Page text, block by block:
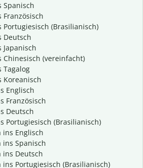
Spanisch
Französisch
Portugiesisch (Brasilianisch)
Deutsch
Japanisch
Chinesisch (vereinfacht)
Tagalog
Koreanisch
Englisch
Französisch
Deutsch
Portugiesisch (Brasilianisch)
ins Englisch
ins Spanisch
ins Deutsch
ins Portugiesisch (Brasilianisch)